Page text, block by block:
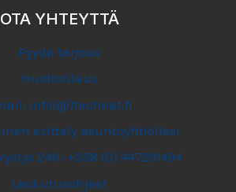
OTA YHTEYTTÄ
Pyydä tarjous
Huoltotilaus
info(@)techeat.fi
esittely asuntoyhtiöllesi
24h: +358 (0) 447291494
Laskutusohjeet